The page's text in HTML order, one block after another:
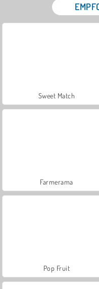
Sweet Match
Farmerama
Pop Fruit